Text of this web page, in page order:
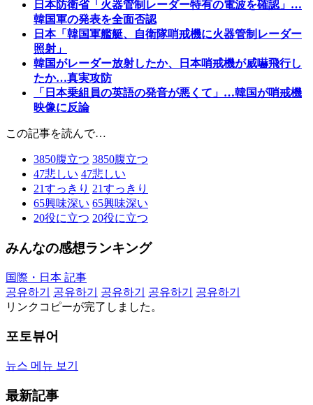
日本防衛省「火器管制レーダー特有の電波を確認」…
韓国軍の発表を全面否認
日本「韓国軍艦艇、自衛隊哨戒機に火器管制レーダー
照射」
韓国がレーダー放射したか、日本哨戒機が威嚇飛行し
たか…真実攻防
「日本乗組員の英語の発音が悪くて」…韓国が哨戒機
映像に反論
この記事を読んで…
3850腹立つ 3850腹立つ
47悲しい 47悲しい
21すっきり 21すっきり
65興味深い 65興味深い
20役に立つ 20役に立つ
みんなの感想ランキング
国際・日本 記事
공유하기
공유하기 공유하기 공유하기
공유하기
リンクコピーが完了しました。
포토뷰어
뉴스 메뉴 보기
最新記事